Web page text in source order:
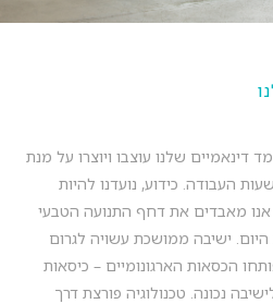
דינאמיים שלנו עוצבו ויוצרו על מנת
העבודה. כידוע, נועדנו להיות
מאבדים את דחף התנועה הטבעי
ישיבה ממושכת עשויה לגרום
הכסאות הארגונומיים – כיסאות
נכונה. טכנולוגיה פורצת דרך